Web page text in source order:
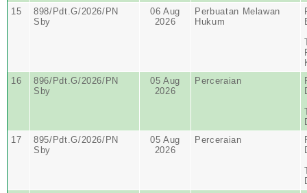
15
898/Pdt.G/2026/PN
Sby
06 Aug
2026
Perbuatan Melawan
Hukum
16
896/Pdt.G/2026/PN
Sby
05 Aug
2026
Perceraian
17
895/Pdt.G/2026/PN
Sby
05 Aug
2026
Perceraian